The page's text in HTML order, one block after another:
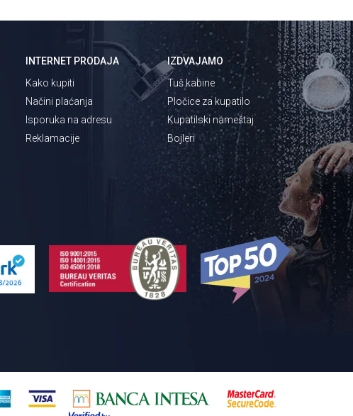
INTERNET PRODAJA
Kako kupiti
Načini plaćanja
Isporuka na adresu
Reklamacije
IZDVAJAMO
Tuš kabine
Pločice za kupatilo
Kupatilski nameštaj
Bojleri